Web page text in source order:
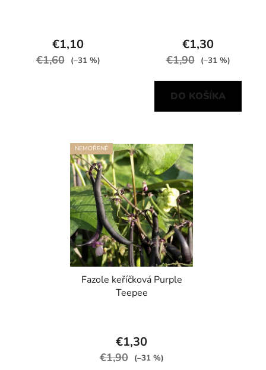
€1,10
€1,60 (–31 %)
€1,30
€1,90 (–31 %)
DO KOŠÍKA
NEMOŘENÉ
Fazole keříčková Purple
Teepee
€1,30
€1,90 (–31 %)